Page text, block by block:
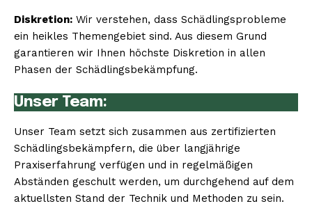
Diskretion: Wir verstehen, dass Schädlingsprobleme
ein heikles Themengebiet sind. Aus diesem Grund
garantieren wir Ihnen höchste Diskretion in allen
Phasen der Schädlingsbekämpfung.
Unser Team:
Unser Team setzt sich zusammen aus zertifizierten
Schädlingsbekämpfern, die über langjährige
Praxiserfahrung verfügen und in regelmäßigen
Abständen geschult werden, um durchgehend auf dem
aktuellsten Stand der Technik und Methoden zu sein.